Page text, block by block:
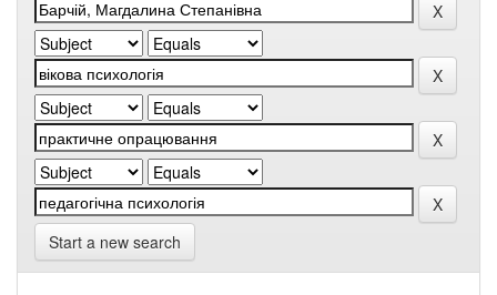
Start a new search